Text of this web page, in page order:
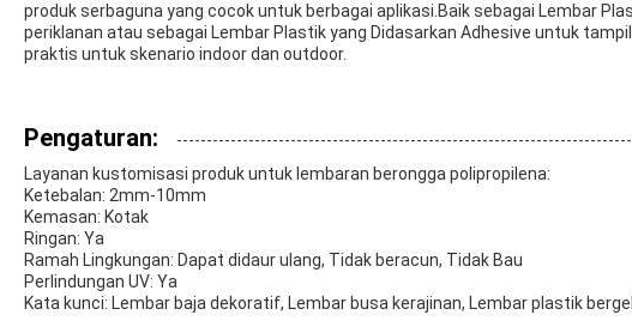
produk serbaguna yang cocok untuk berbagai aplikasi.Baik sebagai Lembar
periklanan atau sebagai Lembar Plastik yang Didasarkan Adhesive untuk
praktis untuk skenario indoor dan outdoor.
Pengaturan:
Layanan kustomisasi produk untuk lembaran berongga polipropilena:
Ketebalan: 2mm-10mm
Kemasan: Kotak
Ringan: Ya
Ramah Lingkungan: Dapat didaur ulang, Tidak beracun, Tidak Bau
Perlindungan UV: Ya
Kata kunci: Lembar baja dekoratif, Lembar busa kerajinan, Lembar plastik